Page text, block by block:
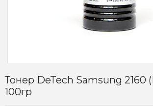
Тонер DeTech Samsung 2160
100гр